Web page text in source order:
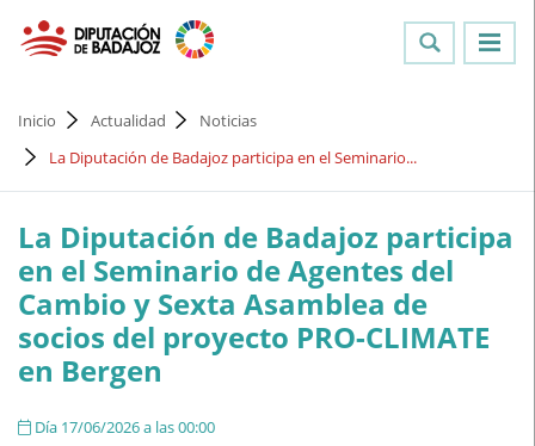
Inicio Actualidad
Noticias
La Diputación de Badajoz participa en el Seminario...
La Diputación de Badajoz participa
en el Seminario de Agentes del
Cambio y Sexta Asamblea de
socios del proyecto PRO-CLIMATE
en Bergen
Día 17/06/2026 a las 00:00